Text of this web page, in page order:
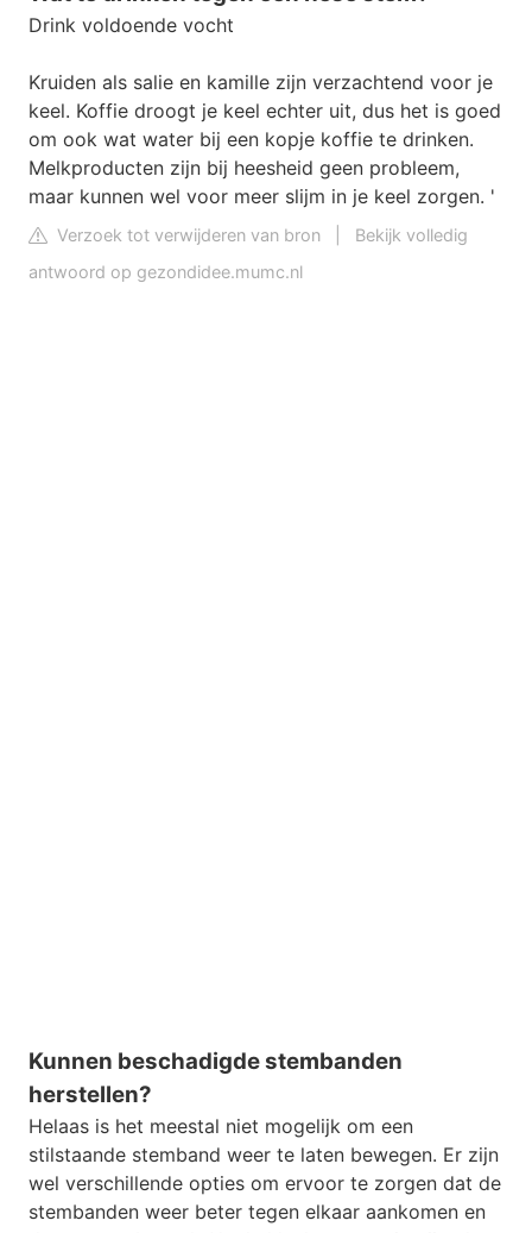
Drink voldoende vocht
Kruiden als salie en kamille zijn verzachtend voor je
keel. Koffie droogt je keel echter uit, dus het is goed
om ook wat water bij een kopje koffie te drinken.
Melkproducten zijn bij heesheid geen probleem,
maar kunnen wel voor meer slijm in je keel zorgen. '
Verzoek tot verwijderen van bron
Bekijk volledig
antwoord op gezondidee.mumc.nl
Kunnen beschadigde stembanden
herstellen?
Helaas is het meestal niet mogelijk om een
stilstaande stemband weer te laten bewegen. Er zijn
wel verschillende opties om ervoor te zorgen dat de
stembanden weer beter tegen elkaar aankomen en